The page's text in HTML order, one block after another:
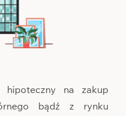
hipoteczny na zakup
bądź z rynku